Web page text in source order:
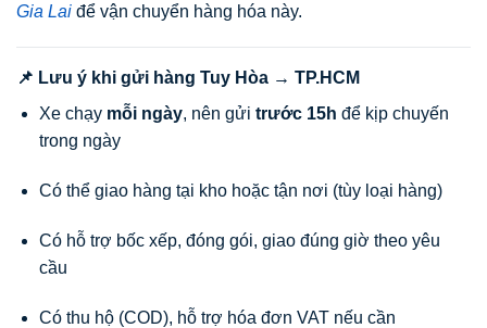
Gia Lai để vận chuyển hàng hóa này.
📌 Lưu ý khi gửi hàng Tuy Hòa → TP.HCM
Xe chạy mỗi ngày, nên gửi trước 15h để kịp chuyến
trong ngày
Có thể giao hàng tại kho hoặc tận nơi (tùy loại hàng)
Có hỗ trợ bốc xếp, đóng gói, giao đúng giờ theo yêu
cầu
Có thu hộ (COD), hỗ trợ hóa đơn VAT nếu cần